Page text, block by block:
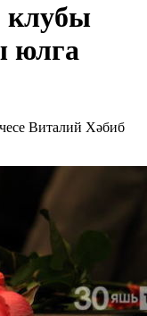
клубы
юлга
Виталий Хәбиб